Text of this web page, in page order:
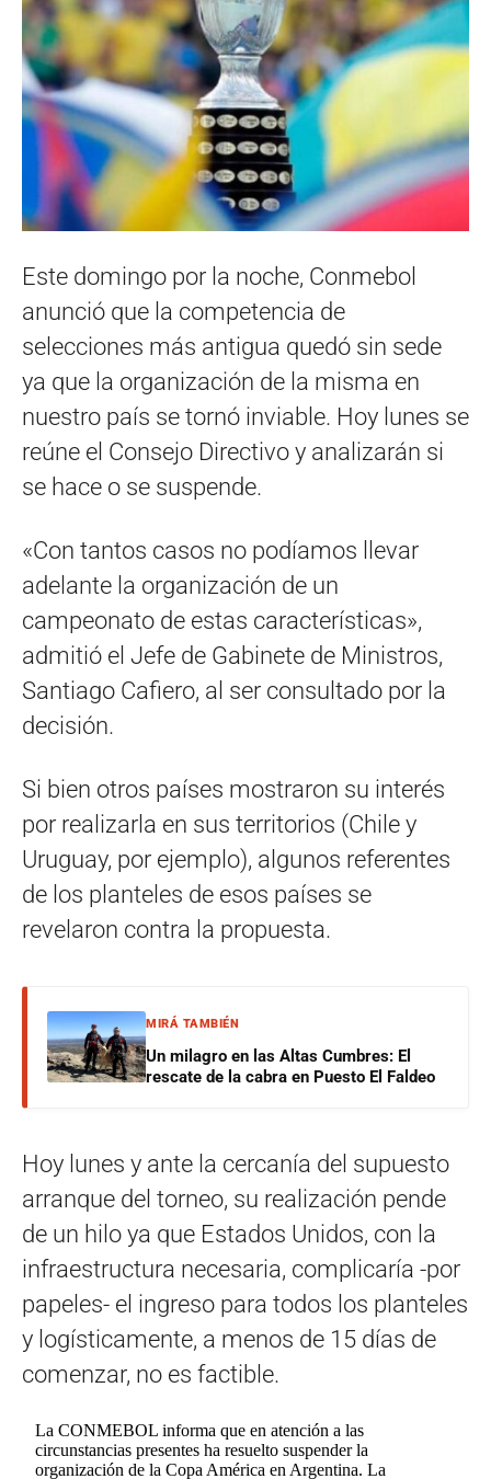
Este domingo por la noche, Conmebol
anunció que la competencia de
selecciones más antigua quedó sin sede
ya que la organización de la misma en
nuestro país se tornó inviable. Hoy lunes se
reúne el Consejo Directivo y analizarán si
se hace o se suspende.
«Con tantos casos no podíamos llevar
adelante la organización de un
campeonato de estas características»,
admitió el Jefe de Gabinete de Ministros,
Santiago Cafiero, al ser consultado por la
decisión.
Si bien otros países mostraron su interés
por realizarla en sus territorios (Chile y
Uruguay, por ejemplo), algunos referentes
de los planteles de esos países se
revelaron contra la propuesta.
MIRÁ TAMBIÉN
Un milagro en las Altas Cumbres: El
rescate de la cabra en Puesto El Faldeo
Hoy lunes y ante la cercanía del supuesto
arranque del torneo, su realización pende
de un hilo ya que Estados Unidos, con la
infraestructura necesaria, complicaría -por
papeles- el ingreso para todos los planteles
y logísticamente, a menos de 15 días de
comenzar, no es factible.
La CONMEBOL informa que en atención a las
circunstancias presentes ha resuelto suspender la
organización de la Copa América en Argentina. La